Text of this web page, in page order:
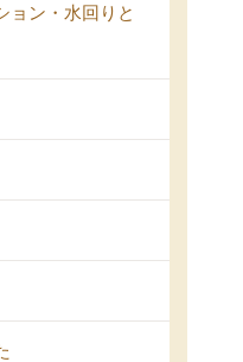
ョン・水回りと